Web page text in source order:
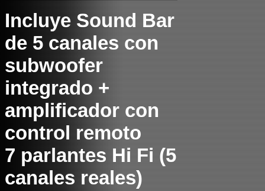
Incluye Sound Bar
de 5 canales con
subwoofer
integrado +
amplificador con
control remoto
7 parlantes Hi Fi (5
canales reales)